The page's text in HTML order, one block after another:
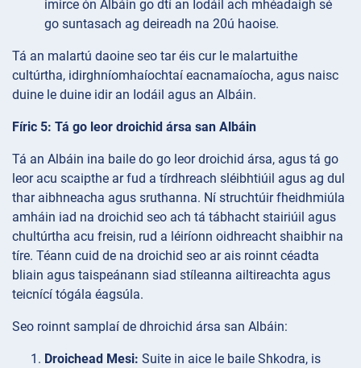
imirce ón Albáin go dtí an Iodáil ach mhéadaigh sé
go suntasach ag deireadh na 20ú haoise.
Tá an malartú daoine seo tar éis cur le malartuithe
cultúrtha, idirghníomhaíochtaí eacnamaíocha, agus naisc
duine le duine idir an Iodáil agus an Albáin.
Fíric 5: Tá go leor droichid ársa san Albáin
Tá an Albáin ina baile do go leor droichid ársa, agus tá go
leor acu scaipthe ar fud a tírdhreach sléibhtiúil agus ag dul
thar aibhneacha agus sruthanna. Ní struchtúir fheidhmiúla
amháin iad na droichid seo ach tá tábhacht stairiúil agus
chultúrtha acu freisin, rud a léiríonn oidhreacht shaibhir na
tíre. Téann cuid de na droichid seo ar ais roinnt céadta
bliain agus taispeánann siad stíleanna ailtireachta agus
teicnící tógála éagsúla.
Seo roinnt samplaí de dhroichid ársa san Albáin:
Droichead Mesi: Suite in aice le baile Shkodra, is